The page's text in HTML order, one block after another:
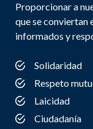
Proporcionar a
que se conviertan
informados y
Solidaridad
Respeto
Laicidad
Ciudadanía